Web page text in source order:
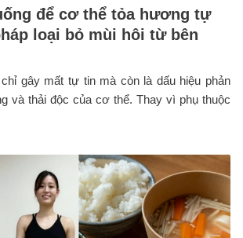
để cơ thể tỏa hương tự
loại bỏ mùi hôi từ bên
gây mất tự tin mà còn là dấu hiệu phản
và thải độc của cơ thể. Thay vì phụ thuộc